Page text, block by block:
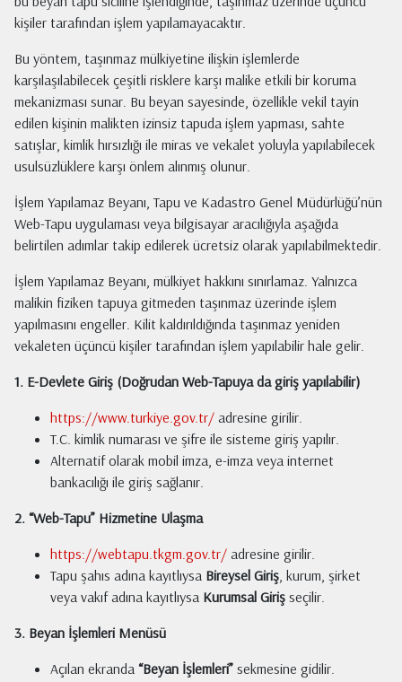
kişiler tarafından işlem yapılamayacaktır.
Bu yöntem, taşınmaz mülkiyetine ilişkin işlemlerde
karşılaşılabilecek çeşitli risklere karşı malike etkili bir koruma
mekanizması sunar. Bu beyan sayesinde, özellikle vekil tayin
edilen kişinin malikten izinsiz tapuda işlem yapması, sahte
satışlar, kimlik hırsızlığı ile miras ve vekalet yoluyla yapılabilecek
usulsüzlüklere karşı önlem alınmış olunur.
İşlem Yapılamaz Beyanı, Tapu ve Kadastro Genel Müdürlüğü’nün
Web-Tapu uygulaması veya bilgisayar aracılığıyla aşağıda
belirtilen adımlar takip edilerek ücretsiz olarak yapılabilmektedir.
İşlem Yapılamaz Beyanı, mülkiyet hakkını sınırlamaz. Yalnızca
malikin fiziken tapuya gitmeden taşınmaz üzerinde işlem
yapılmasını engeller. Kilit kaldırıldığında taşınmaz yeniden
vekaleten üçüncü kişiler tarafından işlem yapılabilir hale gelir.
1. E-Devlete Giriş (Doğrudan Web-Tapuya da giriş yapılabilir)
https://www.turkiye.gov.tr/ adresine girilir.
T.C. kimlik numarası ve şifre ile sisteme giriş yapılır.
Alternatif olarak mobil imza, e-imza veya internet
bankacılığı ile giriş sağlanır.
2. “Web-Tapu” Hizmetine Ulaşma
https://webtapu.tkgm.gov.tr/ adresine girilir.
Tapu şahıs adına kayıtlıysa Bireysel Giriş, kurum, şirket
veya vakıf adına kayıtlıysa Kurumsal Giriş seçilir.
3. Beyan İşlemleri Menüsü
Açılan ekranda “Beyan İşlemleri” sekmesine gidilir.